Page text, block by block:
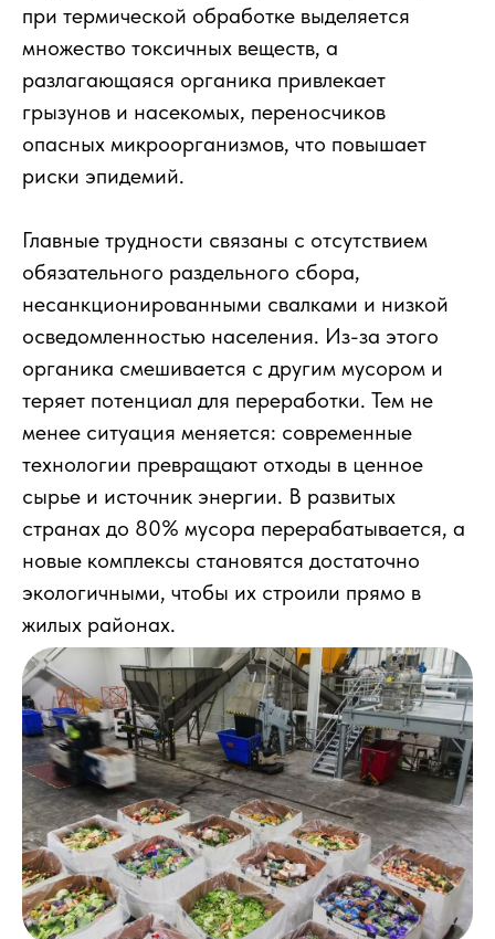
при термической обработке выделяется
множество токсичных веществ, а
разлагающаяся органика привлекает
грызунов и насекомых, переносчиков
опасных микроорганизмов, что повышает
риски эпидемий.
Главные трудности связаны с отсутствием
обязательного раздельного сбора,
несанкционированными свалками и низкой
осведомленностью населения. Из-за этого
органика смешивается с другим мусором и
теряет потенциал для переработки. Тем не
менее ситуация меняется: современные
технологии превращают отходы в ценное
сырье и источник энергии. В развитых
странах до 80% мусора перерабатывается, а
новые комплексы становятся достаточно
экологичными, чтобы их строили прямо в
жилых районах.